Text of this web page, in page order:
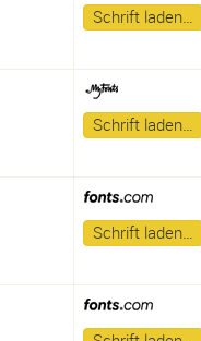
Schrift laden…
Schrift laden…
Schrift laden…